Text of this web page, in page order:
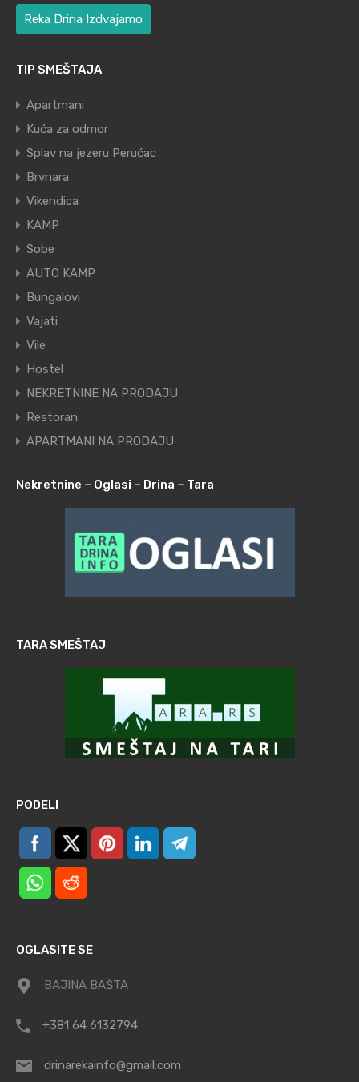
Reka Drina Izdvajamo
TIP SMEŠTAJA
Apartmani
Kuća za odmor
Splav na jezeru Perućac
Brvnara
Vikendica
KAMP
Sobe
AUTO KAMP
Bungalovi
Vajati
Vile
Hostel
NEKRETNINE NA PRODAJU
Restoran
APARTMANI NA PRODAJU
Nekretnine – Oglasi – Drina – Tara
TARA SMEŠTAJ
PODELI
OGLASITE SE
BAJINA BAŠTA
+381 64 6132794
drinarekainfo@gmail.com